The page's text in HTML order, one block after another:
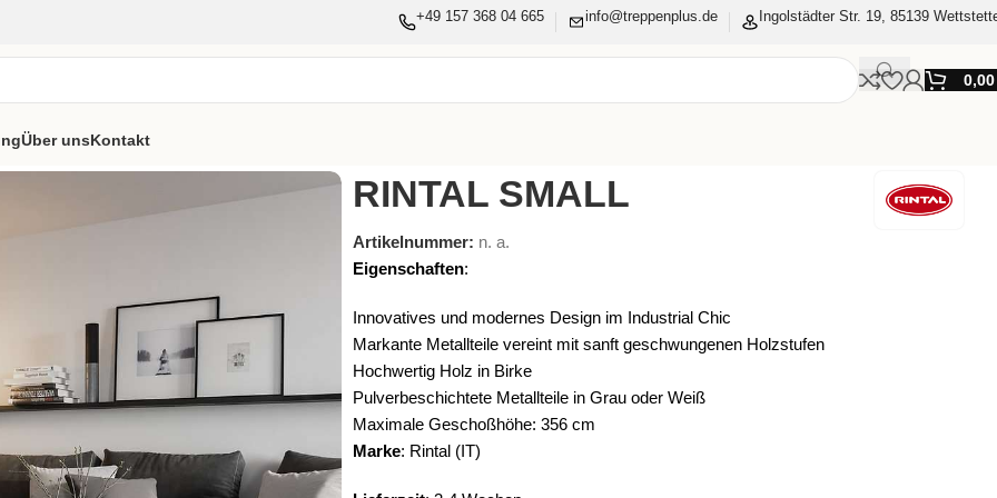
+49 157 368 04 665 info@treppenplus.de Ingolstädter Str. 19, 85139
Über unsKontakt
RINTAL SMALL
Artikelnummer: n. a.
Eigenschaften:
Innovatives und modernes Design im Industrial Chic
Markante Metallteile vereint mit sanft geschwungenen Holzstufen
Hochwertig Holz in Birke
Pulverbeschichtete Metallteile in Grau oder Weiß
Maximale Geschoßhöhe: 356 cm
Marke: Rintal (IT)